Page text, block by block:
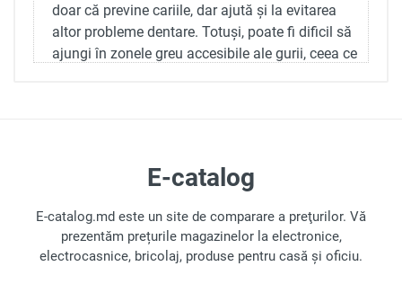
doar că previne cariile, dar ajută și la evitarea
altor probleme dentare. Totuși, poate fi dificil să
ajungi în zonele greu accesibile ale gurii, ceea ce
Alegerea Periuței de Dinți
Periuțele de dinți electrice pot fi împărțite în trei
tipuri principale, bazate pe principiul de
E-catalog
E-catalog.md este un site de comparare a preţurilor. Vă
prezentăm prețurile magazinelor la electronice,
electrocasnice, bricolaj, produse pentru casă și oficiu.